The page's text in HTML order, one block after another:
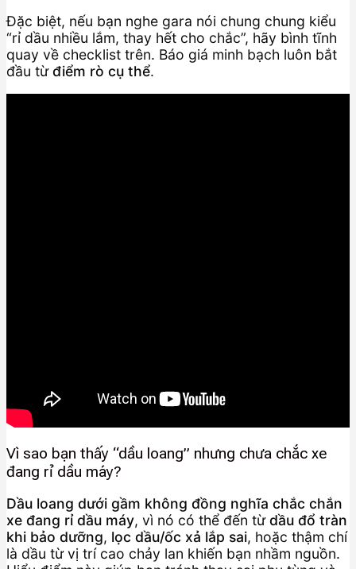
Đặc biệt, nếu bạn nghe gara nói chung chung kiểu
“rỉ dầu nhiều lắm, thay hết cho chắc”, hãy bình tĩnh
quay về checklist trên. Báo giá minh bạch luôn bắt
đầu từđiểm rò cụ thể.
Vì sao bạn thấy “dầu loang” nhưng chưa chắc xe
đang rỉ dầu máy?
Dầu loang dưới gầm không đồng nghĩa chắc chắn
xe đang rỉ dầu máy, vì nó có thể đến từdầu đổ tràn
khi bảo dưỡng, lọc dầu/ốc xả lắp sai, hoặc thậm chí
là dầu từ vị trí cao chảy lan khiến bạn nhầm nguồn.